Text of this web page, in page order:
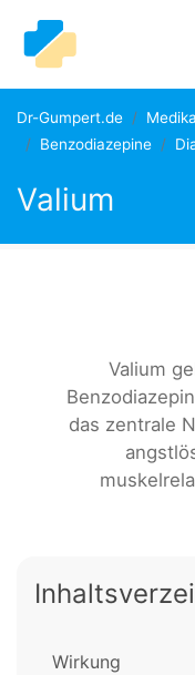
Dr-Gumpert.de
Benzodiazepine
Valium
Valium
das zentrale
Wirkung